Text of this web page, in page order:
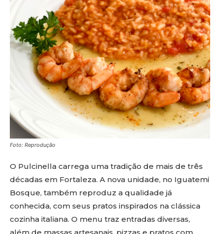
Foto: Reprodução
O Pulcinella carrega uma tradição de mais de três
décadas em Fortaleza. A nova unidade, no Iguatemi
Bosque, também reproduz a qualidade já
conhecida, com seus pratos inspirados na clássica
cozinha italiana. O menu traz entradas diversas,